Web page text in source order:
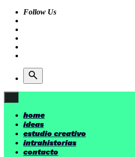
Follow Us
home
ideas
estudio creativo
intrahistorias
contacto